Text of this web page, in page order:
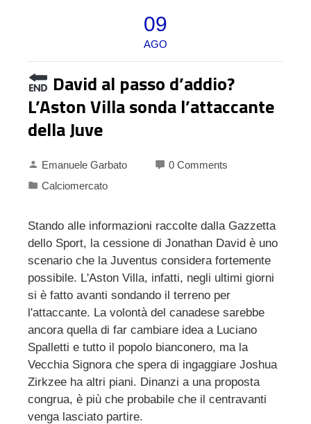
09
AGO
David al passo d’addio?
L’Aston Villa sonda l’attaccante
della Juve
Emanuele Garbato
0 Comments
Calciomercato
Stando alle informazioni raccolte dalla Gazzetta
dello Sport, la cessione di Jonathan David è uno
scenario che la Juventus considera fortemente
possibile. L'Aston Villa, infatti, negli ultimi giorni
si è fatto avanti sondando il terreno per
l'attaccante. La volontà del canadese sarebbe
ancora quella di far cambiare idea a Luciano
Spalletti e tutto il popolo bianconero, ma la
Vecchia Signora che spera di ingaggiare Joshua
Zirkzee ha altri piani. Dinanzi a una proposta
congrua, è più che probabile che il centravanti
venga lasciato partire.